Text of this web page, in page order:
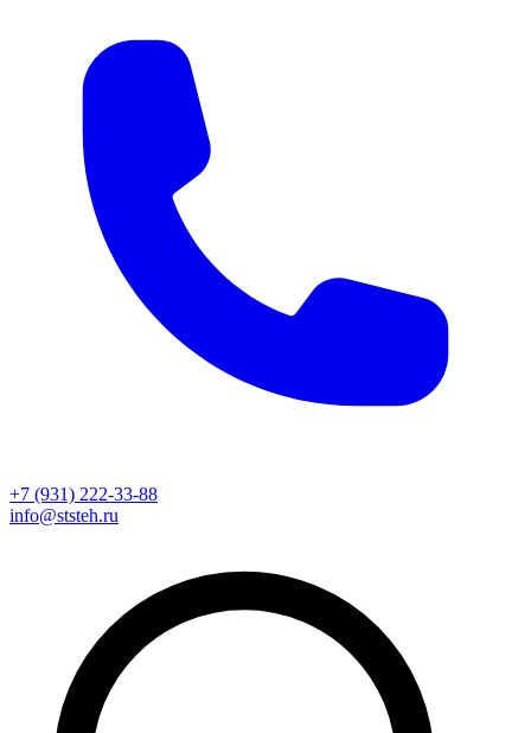
+7 (931) 222-33-88
info@ststeh.ru